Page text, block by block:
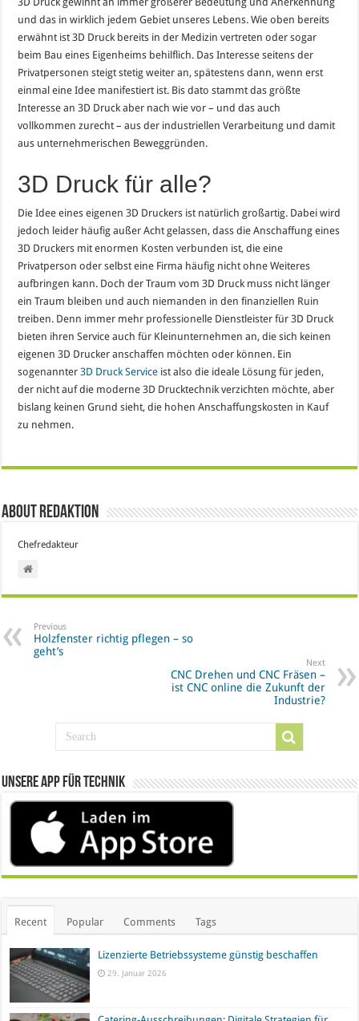
und das in wirklich jedem Gebiet unseres Lebens. Wie oben bereits
erwähnt ist 3D Druck bereits in der Medizin vertreten oder sogar
beim Bau eines Eigenheims behilflich. Das Interesse seitens der
Privatpersonen steigt stetig weiter an, spätestens dann, wenn erst
einmal eine Idee manifestiert ist. Bis dato stammt das größte
Interesse an 3D Druck aber nach wie vor – und das auch
vollkommen zurecht – aus der industriellen Verarbeitung und damit
aus unternehmerischen Beweggründen.
3D Druck für alle?
Die Idee eines eigenen 3D Druckers ist natürlich großartig. Dabei wird
jedoch leider häufig außer Acht gelassen, dass die Anschaffung eines
3D Druckers mit enormen Kosten verbunden ist, die eine
Privatperson oder selbst eine Firma häufig nicht ohne Weiteres
aufbringen kann. Doch der Traum vom 3D Druck muss nicht länger
ein Traum bleiben und auch niemanden in den finanziellen Ruin
treiben. Denn immer mehr professionelle Dienstleister für 3D Druck
bieten ihren Service auch für Kleinunternehmen an, die sich keinen
eigenen 3D Drucker anschaffen möchten oder können. Ein
sogenannter3D Druck Service ist also die ideale Lösung für jeden,
der nicht auf die moderne 3D Drucktechnik verzichten möchte, aber
bislang keinen Grund sieht, die hohen Anschaffungskosten in Kauf
zu nehmen.
About Redaktion
Chefredakteur
Previous
Holzfenster richtig pflegen – so
geht’s
Next
CNC Drehen und CNC Fräsen –
ist CNC online die Zukunft der
Industrie?
Unsere App für Technik
Recent Popular Comments Tags
Lizenzierte Betriebssysteme günstig beschaffen
29. Januar 2026